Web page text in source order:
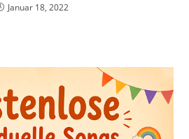
Januar 18, 2022